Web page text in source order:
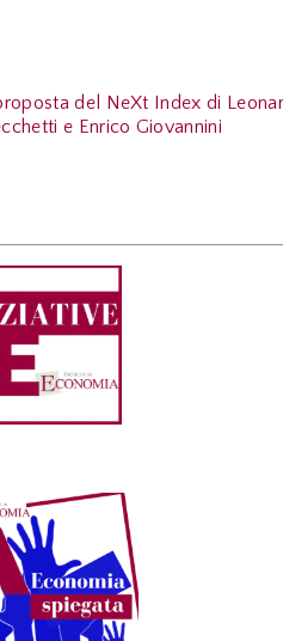
del NeXt Index di
e Enrico Giovannini